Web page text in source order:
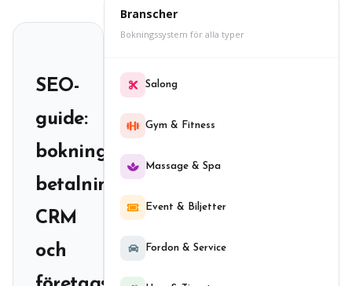
SEO-
guide:
bokningssystem,
betalning,
CRM
och
Branscher
Bokningssystem för alla typer
Salong
Gym & Fitness
Massage & Spa
Event & Biljetter
Fordon & Service